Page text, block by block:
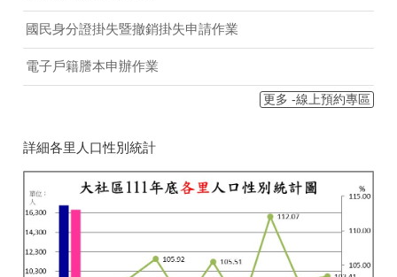
國民身分證掛失暨撤銷掛失申請作業
電子戶籍謄本申辦作業
更多 -線上預約專區
詳細各里人口性別統計